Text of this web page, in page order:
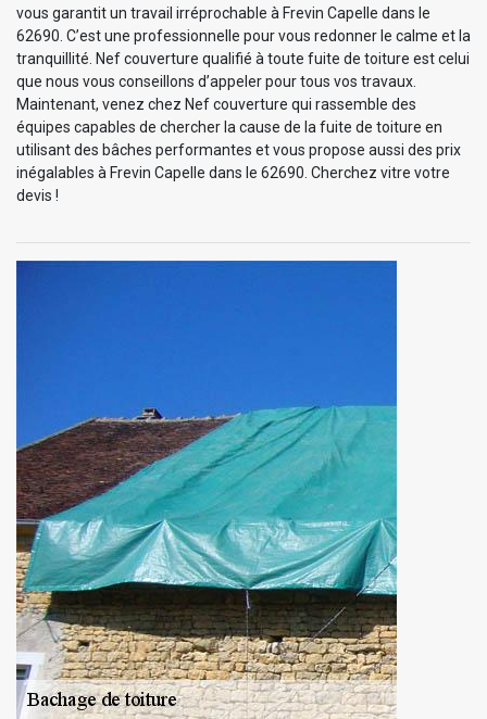
vous garantit un travail irréprochable à Frevin Capelle dans le
62690. C’est une professionnelle pour vous redonner le calme et la
tranquillité. Nef couverture qualifié à toute fuite de toiture est celui
que nous vous conseillons d’appeler pour tous vos travaux.
Maintenant, venez chez Nef couverture qui rassemble des
équipes capables de chercher la cause de la fuite de toiture en
utilisant des bâches performantes et vous propose aussi des prix
inégalables à Frevin Capelle dans le 62690. Cherchez vitre votre
devis !